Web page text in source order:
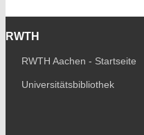
RWTH
RWTH Aachen - Startseite
Universitätsbibliothek